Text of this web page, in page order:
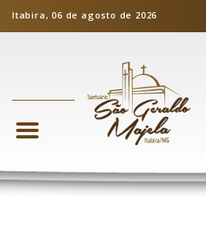
Itabira, 06 de agosto de 2026